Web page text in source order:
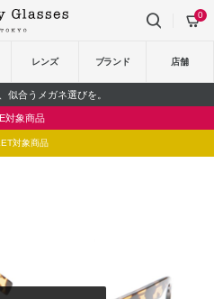
レンズ ブランド 店舗
0
似合うメガネ選びを。
対象商品
対象商品